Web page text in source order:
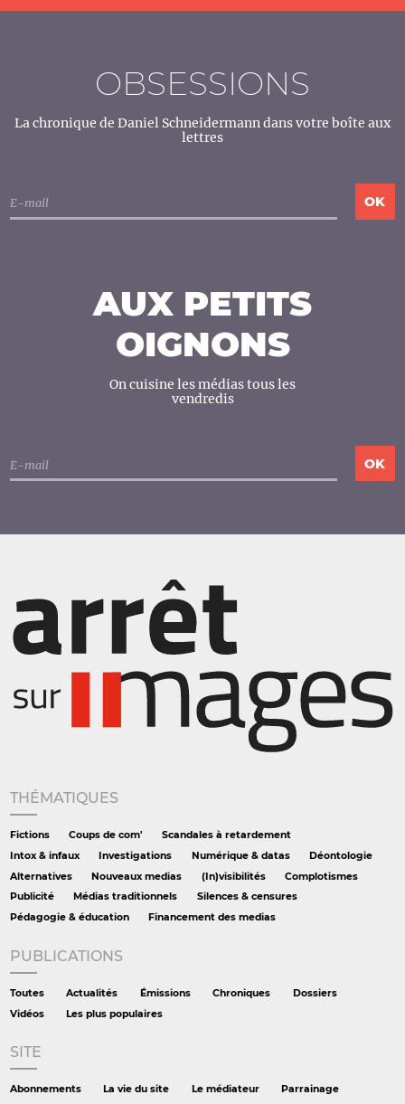
OBSESSIONS
La chronique de Daniel Schneidermann dans votre boîte aux
lettres
AUX PETITS
OIGNONS
On cuisine les médias tous les
vendredis
THÉMATIQUES
Fictions Coups de com'
Scandales à retardement
Intox & infaux
Investigations Numérique & datas
Déontologie
Alternatives
Nouveaux medias (In)visibilités
Complotismes
Publicité
Médias traditionnels
Silences & censures
Pédagogie & éducation
Financement des medias
PUBLICATIONS
Toutes Actualités Émissions Chroniques
Dossiers
Vidéos
Les plus populaires
SITE
Abonnements La vie du site Le médiateur Parrainage